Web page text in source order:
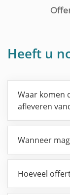
Heeft u
Waar komen
afleveren
Wanneer
Hoeveel